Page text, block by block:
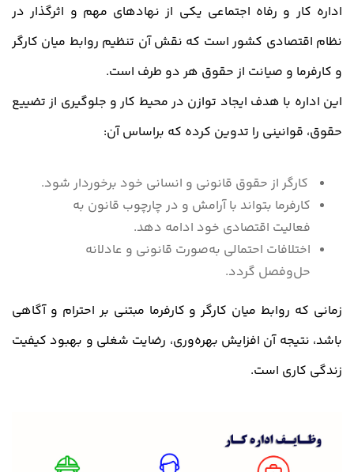
اداره کار و رفاه اجتماعی یکی از نهادهای مهم و اثرگذار در
نظام اقتصادی کشور است که نقش آن تنظیم روابط میان کارگر
و کارفرما و صیانت از حقوق هر دو طرف است.
این اداره با هدف ایجاد توازن در محیط کار و جلوگیری از تضییع
حقوق، قوانینی را تدوین کرده که براساس آن:
کارگر از حقوق قانونی و انسانی خود برخوردار شود.
کارفرما بتواند با آرامش و در چارچوب قانون به
فعالیت اقتصادی خود ادامه دهد.
اختلافات احتمالی به‌صورت قانونی و عادلانه
حل‌وفصل گردد.
زمانی که روابط میان کارگر و کارفرما مبتنی بر احترام و آگاهی
باشد، نتیجه آن افزایش بهره‌وری، رضایت شغلی و بهبود کیفیت
زندگی کاری است.